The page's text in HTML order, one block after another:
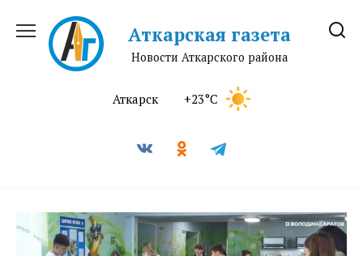
содержанию
Аткарская газета
Новости Аткарского района
Аткарск +23°C